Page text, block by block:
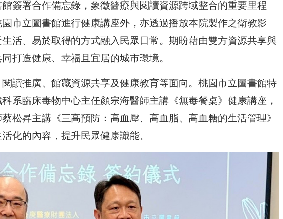
簽署合作備忘錄，象徵醫療與閱讀資源跨域整合的重要里程
市立圖書館進行健康講座外，亦透過播放本院製作之衛教影
活、易於取得的方式融入民眾日常。期盼藉由雙方資源共享與
打造健康、幸福且宜居的城市環境。
讀推廣、館藏資源共享及健康教育等面向。桃園市立圖書館特
系臨床毒物中心主任顏宗海醫師主講《無毒餐桌》健康講座，
松昇主講《三高預防：高血壓、高血脂、高血糖的生活管理》
化的內容，提升民眾健康識能。